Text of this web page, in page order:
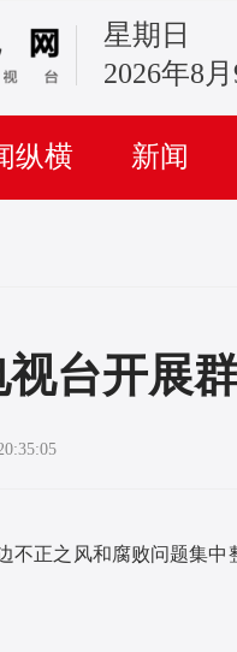
星期日
2026年8
纵横 新闻
台开展
不正之风和腐败问题集